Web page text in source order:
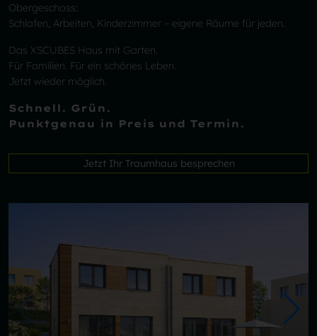
Obergeschoss:
Schlafen, Arbeiten, Kinderzimmer – eigene Räume für jeden.
Das XSCUBES Haus mit Garten.
Für Familien. Für ein schönes Leben.
Jetzt wieder möglich.
Schnell. Grün.
Punktgenau in Preis und Termin.
Jetzt Ihr Traumhaus besprechen